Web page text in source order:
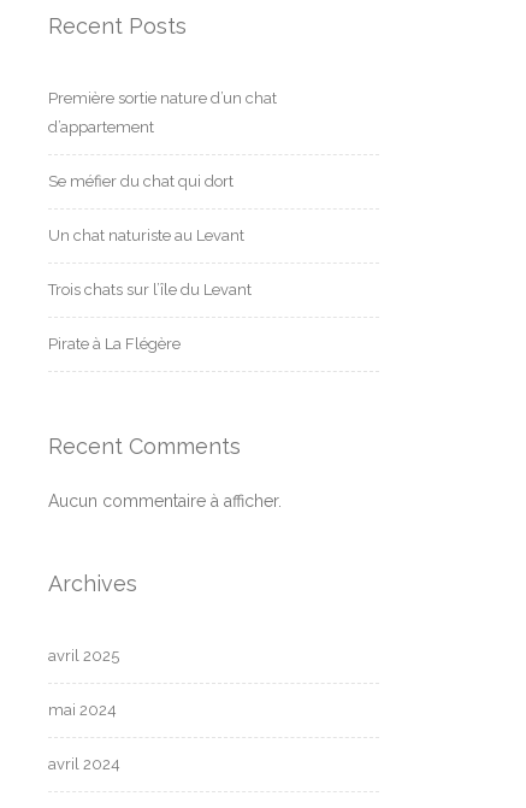
Recent Posts
Première sortie nature d’un chat
d’appartement
Se méfier du chat qui dort
Un chat naturiste au Levant
Trois chats sur l’île du Levant
Pirate à La Flégère
Recent Comments
Aucun commentaire à afficher.
Archives
avril 2025
mai 2024
avril 2024